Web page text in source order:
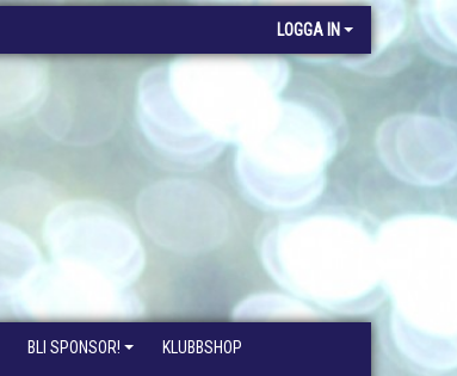
LOGGA IN
BLI SPONSOR! KLUBBSHOP